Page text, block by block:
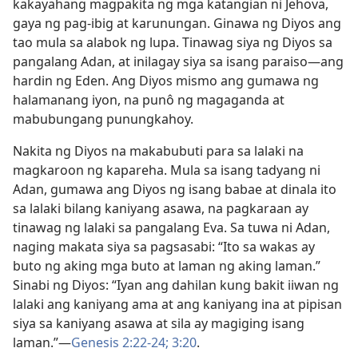
kakayahang magpakita ng mga katangian ni Jehova,
gaya ng pag-ibig at karunungan. Ginawa ng Diyos ang
tao mula sa alabok ng lupa. Tinawag siya ng Diyos sa
pangalang Adan, at inilagay siya sa isang paraiso​—ang
hardin ng Eden. Ang Diyos mismo ang gumawa ng
halamanang iyon, na punô ng magaganda at
mabubungang punungkahoy.
Nakita ng Diyos na makabubuti para sa lalaki na
magkaroon ng kapareha. Mula sa isang tadyang ni
Adan, gumawa ang Diyos ng isang babae at dinala ito
sa lalaki bilang kaniyang asawa, na pagkaraan ay
tinawag ng lalaki sa pangalang Eva. Sa tuwa ni Adan,
naging makata siya sa pagsasabi: “Ito sa wakas ay
buto ng aking mga buto at laman ng aking laman.”
Sinabi ng Diyos: “Iyan ang dahilan kung bakit iiwan ng
lalaki ang kaniyang ama at ang kaniyang ina at pipisan
siya sa kaniyang asawa at sila ay magiging isang
laman.”​—Genesis 2:22-24; 3:20.